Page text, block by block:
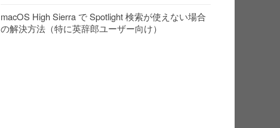
macOS High Sierra で Spotlight 検索が使えない場合
の解決方法（特に英辞郎ユーザー向け）